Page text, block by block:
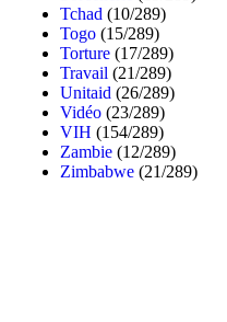
Tchad (10/289)
Togo (15/289)
Torture (17/289)
Travail (21/289)
Unitaid (26/289)
Vidéo (23/289)
VIH (154/289)
Zambie (12/289)
Zimbabwe (21/289)